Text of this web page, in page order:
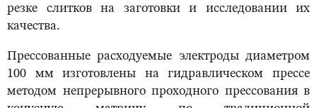
резке слитков на заготовки и исследовании их
качества.
Прессованные расходуемые электроды диаметром
100 мм изготовлены на гидравлическом прессе
методом непрерывного проходного прессования в